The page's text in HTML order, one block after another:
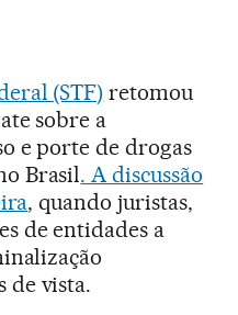
(STF) retomou
sobre a
e porte de drogas
Brasil. A discussão
, quando juristas,
de entidades a
de vista.